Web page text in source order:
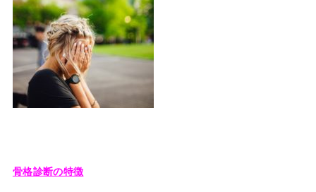
骨格診断の特徴